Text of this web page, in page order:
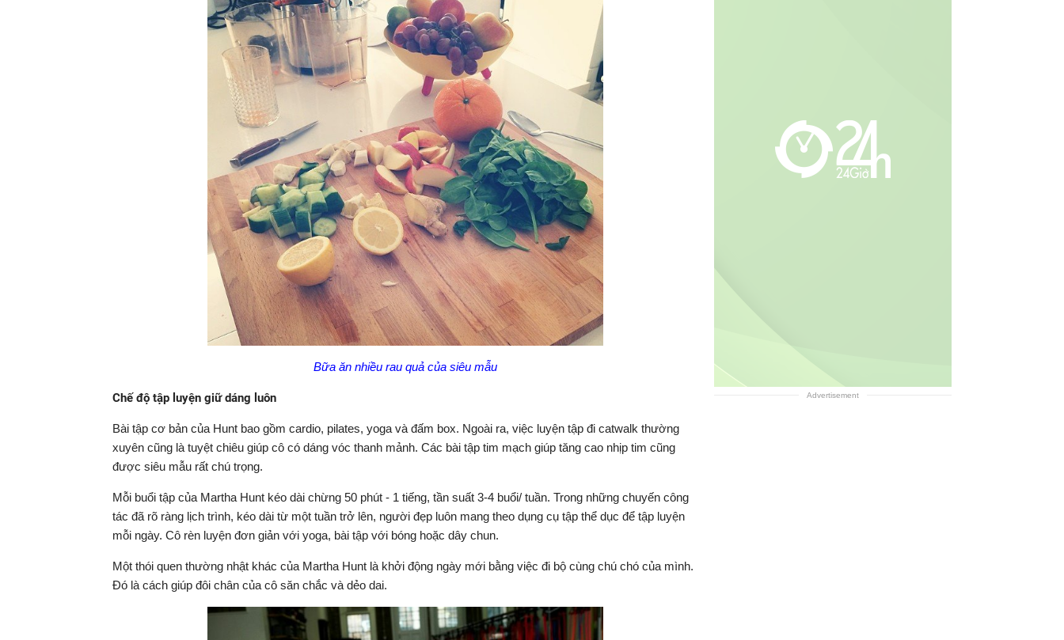
Bữa ăn nhiều rau quả của siêu mẫu
Chế độ tập luyện giữ dáng luôn
Bài tập cơ bản của Hunt bao gồm cardio, pilates, yoga và đấm box. Ngoài ra, việc luyện tập đi catwalk thường
xuyên cũng là tuyệt chiêu giúp cô có dáng vóc thanh mảnh. Các bài tập tim mạch giúp tăng cao nhịp tim cũng
được siêu mẫu rất chú trọng.
Mỗi buổi tập của Martha Hunt kéo dài chừng 50 phút - 1 tiếng, tần suất 3-4 buổi/ tuần. Trong những chuyến công
tác đã rõ ràng lịch trình, kéo dài từ một tuần trở lên, người đẹp luôn mang theo dụng cụ tập thể dục để tập luyện
mỗi ngày. Cô rèn luyện đơn giản với yoga, bài tập với bóng hoặc dây chun.
Một thói quen thường nhật khác của Martha Hunt là khởi động ngày mới bằng việc đi bộ cùng chú chó của mình.
Đó là cách giúp đôi chân của cô săn chắc và dẻo dai.
Advertisement